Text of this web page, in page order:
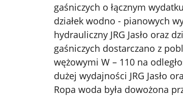
gaśniczych o łącznym
działek wodno - pianowych
hydrauliczny JRG Jasło oraz
gaśniczych dostarczano z
wężowymi W – 110 na
dużej wydajności JRG Jasło
Ropa woda była dowożona